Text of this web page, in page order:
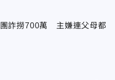
詐撈700萬 主嫌連父母都